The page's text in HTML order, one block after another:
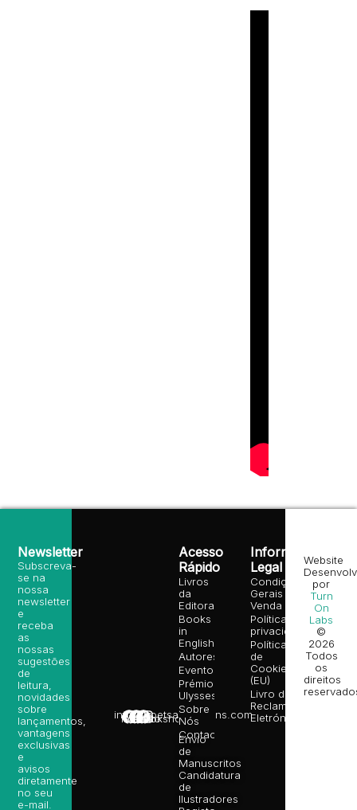
info@poetsandragons.com
Infantil
Adulto
Bookshop
Acesso
Rápido
Livros
da
Editora
Books
in
English
Autores
Eventos
Prémio
Ulysses
Sobre
Nós
Contactos
Envio
de
Manuscritos
Candidatura
de
Ilustradores
Informação
Legal
Condições
Gerais de
Venda
Política de
privacidade
Política
de
Cookies
(EU)
Livro de
Reclamações
Eletrónico
Newsletter
Subscreva-
se na
nossa
newsletter
e
receba
as
nossas
sugestões
de
leitura,
novidades
sobre
lançamentos,
vantagens
exclusivas
e
avisos
diretamente
no seu
e-mail.
Website
por
Turn
On
Labs
©
2026
Todos
os
direitos